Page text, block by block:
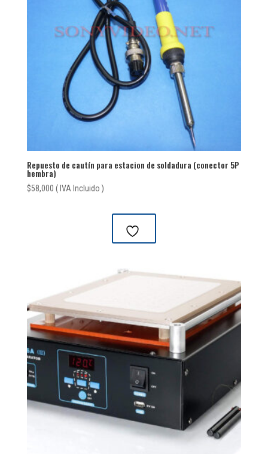
Repuesto de cautín para estacion de soldadura (conector 5P
hembra)
$58,000 ( IVA Incluido )